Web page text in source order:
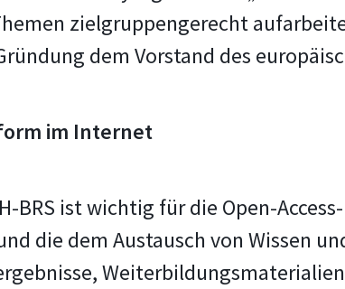
zielgruppengerecht
dem Vorstand des
im Internet
BRS ist wichtig für die Open-
die dem Austausch von Wissen